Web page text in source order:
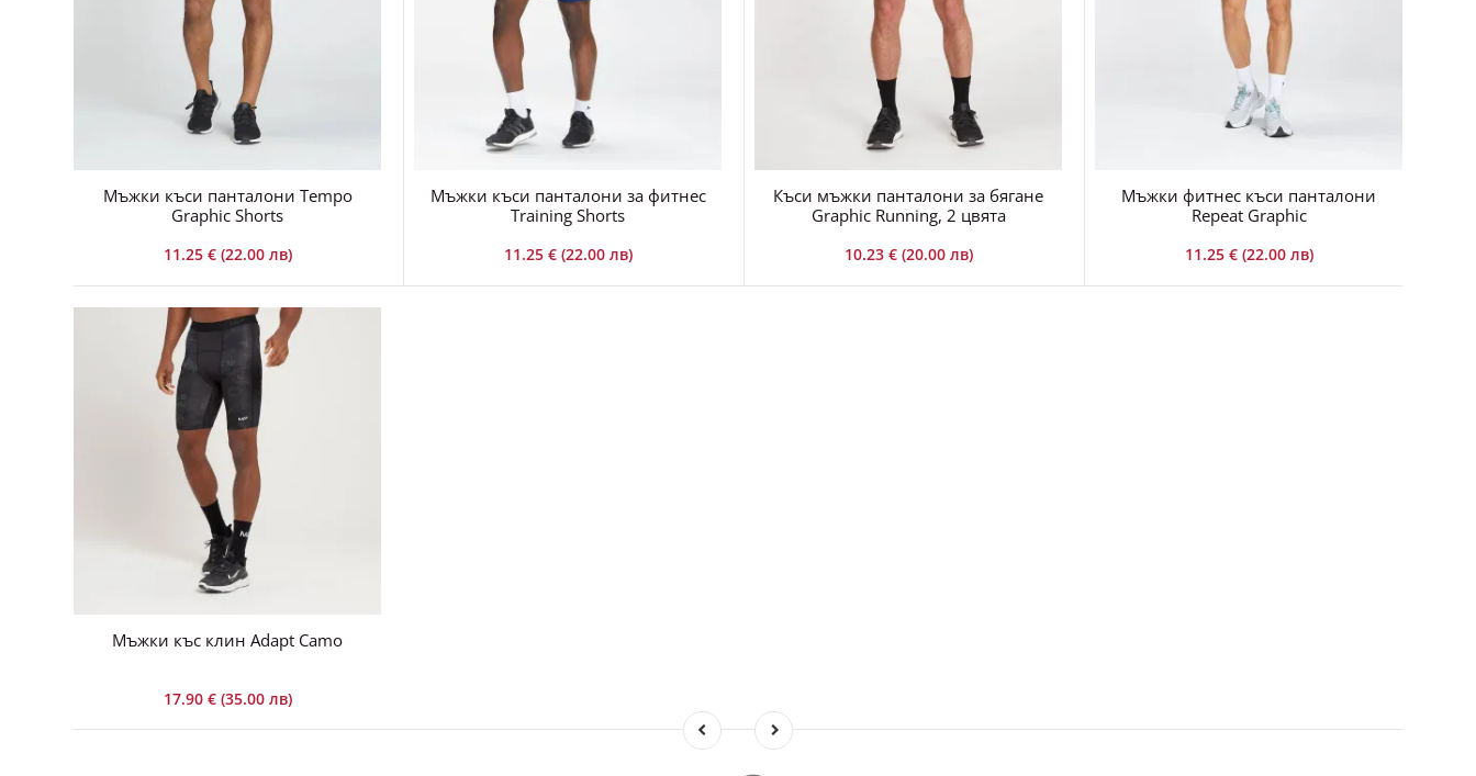
Мъжки къси панталони Tempo
Graphic Shorts
11.25 € (22.00 лв)
Мъжки къси панталони за фитнес
Training Shorts
11.25 € (22.00 лв)
Къси мъжки панталони за бягане
Graphic Running, 2 цвята
10.23 € (20.00 лв)
Мъжки фитнес къси панталони
Repeat Graphic
11.25 € (22.00 лв)
Мъжки къс клин Adapt Camo
17.90 € (35.00 лв)